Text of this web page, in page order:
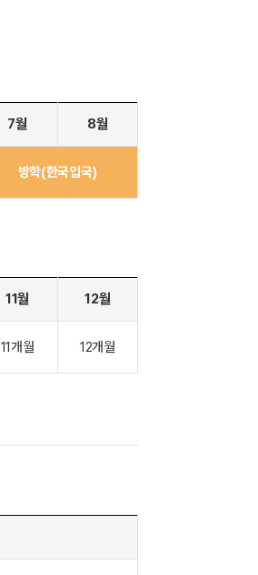
7월 8월
방학(한국입국)
11월 12월
11개월 12개월